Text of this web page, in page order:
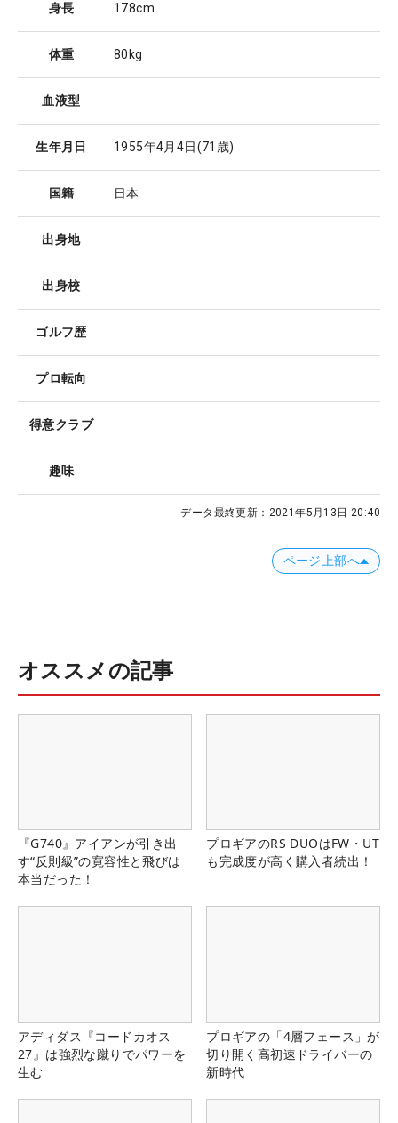
身長 178cm
体重 80kg
血液型
生年月日 1955年4月4日(71歳)
国籍 日本
出身地
出身校
ゴルフ歴
プロ転向
得意クラブ
趣味
データ最終更新： 2021年5月13日 20:40
ページ上部へ
オススメの記事
『G740』アイアンが引き出
す“反則級”の寛容性と飛びは
本当だった！
プロギアのRS DUOはFW・UT
も完成度が高く購入者続出！
アディダス『コードカオス
27』は強烈な蹴りでパワーを
生む
プロギアの「4層フェース」が
切り開く高初速ドライバーの
新時代